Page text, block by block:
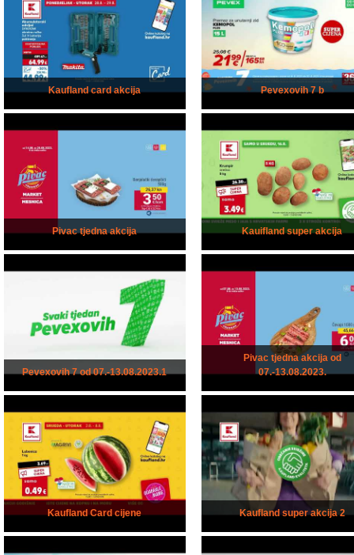
Kaufland card akcija Pevexovih 7 b
Pivac tjedna akcija Kauifland super akcija
Pevexovih 7 od 07.-13.08.2023.1
Pivac tjedna akcija od
07.-13.08.2023.
Kaufland Card cijene Kaufland super akcija 2